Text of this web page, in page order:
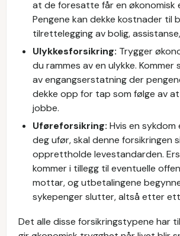
at de foresatte får en økonomisk
Pengene kan dekke kostnader til
tilrettelegging av bolig,
Ulykkesforsikring: Trygger
du rammes av en ulykke. Kommer
av engangserstatning der
dekke opp for tap som følge av at
jobbe.
Uføreforsikring: Hvis en sykdom
deg ufør, skal denne forsikringen
opprettholde levestandarden.
kommer i tillegg til eventuelle
mottar, og utbetalingene
sykepenger slutter, altså etter
Det alle disse forsikringstypene har